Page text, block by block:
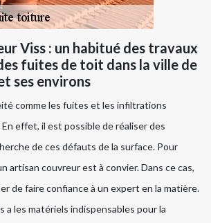
Viss : un habitué des travaux
fuites de toit dans la ville de
ses environs
comme les fuites et les infiltrations
effet, il est possible de réaliser des
de ces défauts de la surface. Pour
artisan couvreur est à convier. Dans ce cas,
de faire confiance à un expert en la matière.
a les matériels indispensables pour la